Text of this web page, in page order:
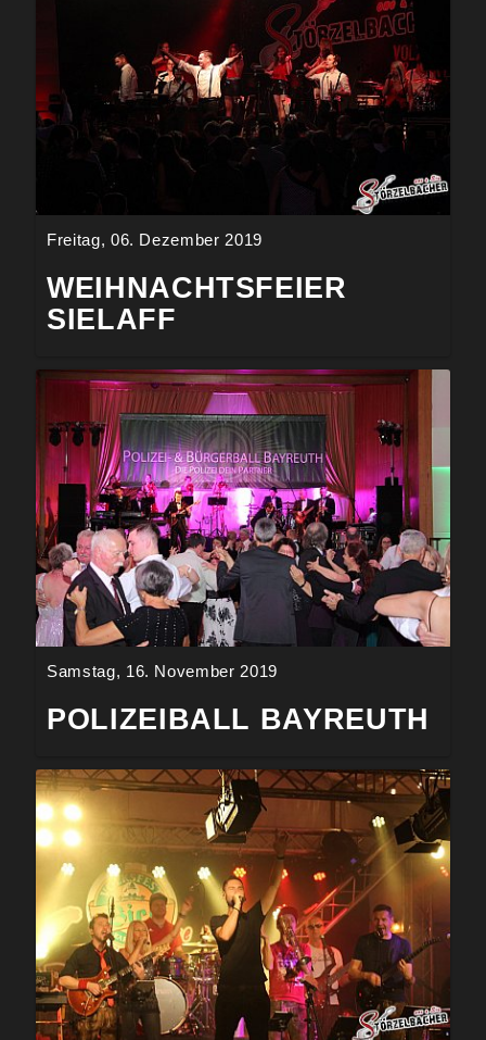
Freitag, 06. Dezember 2019
WEIHNACHTSFEIER
SIELAFF
Samstag, 16. November 2019
POLIZEIBALL BAYREUTH